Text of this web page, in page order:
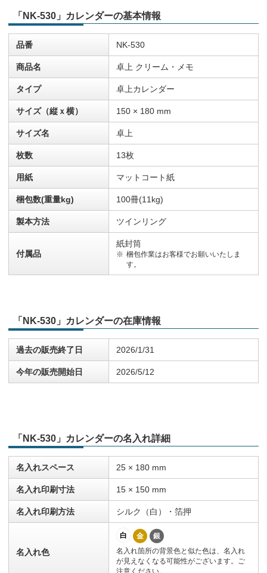
「NK-530」カレンダーの基本情報
品番 NK-530
商品名 卓上 クリーム・メモ
タイプ 卓上カレンダー
サイズ（縦ｘ横） 150 × 180 mm
サイズ名 卓上
枚数 13枚
用紙 マットコート紙
梱包数(重量kg) 100冊(11kg)
製本方法 ツインリング
付属品
紙封筒
梱包作業はお客様でお願いいたしま
す。
「NK-530」カレンダーの在庫情報
過去の販売終了日 2026/1/31
今年の販売開始日 2026/5/12
「NK-530」カレンダーの名入れ詳細
名入れスペース 25 × 180 mm
名入れ印刷寸法 15 × 150 mm
名入れ印刷方法 シルク（白）・箔押
名入れ色
白 金
銀
名入れ箇所の背景色と似た色は、名入れ
が見えなくなる可能性がございます。ご